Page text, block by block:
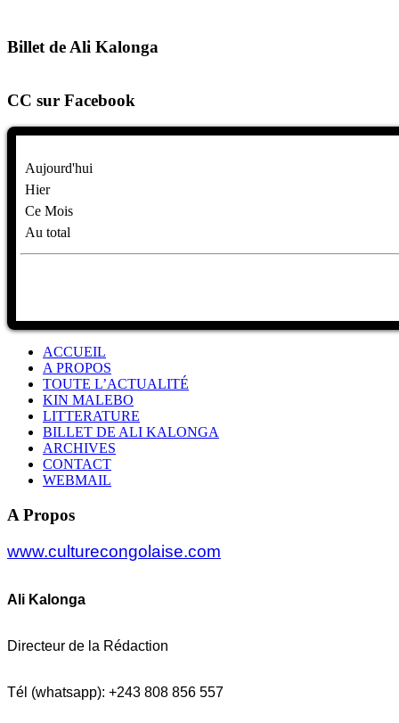
Billet de Ali Kalonga
CC sur Facebook
Aujourd'hui
Hier
Ce Mois
Au total
ACCUEIL
A PROPOS
TOUTE L’ACTUALITÉ
KIN MALEBO
LITTERATURE
BILLET DE ALI KALONGA
ARCHIVES
CONTACT
WEBMAIL
A Propos
www.culturecongolaise.com
Ali Kalonga
Directeur de la Rédaction
Tél (whatsapp): +243 808 856 557